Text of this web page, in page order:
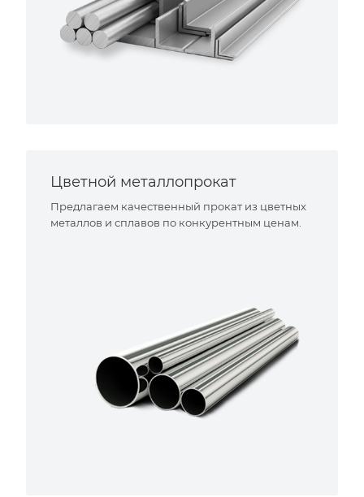
Цветной металлопрокат
Предлагаем качественный прокат из цветных
металлов и сплавов по конкурентным ценам.